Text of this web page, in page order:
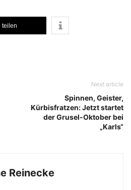
tei­len
Next article
Spinnen, Geister,
Kürbisfratzen: Jetzt startet
der Grusel-Oktober bei
„Karls“
Reinecke